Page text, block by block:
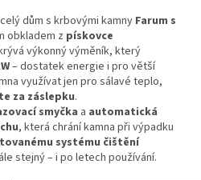
dům s krbovými kamny Farum s
obkladem z pískovce
výkonný výměník, který
– dostatek energie i pro větší
využívat jen pro sálavé teplo,
za záslepku.
smyčka a automatická
, která chrání kamna při výpadku
systému čištění
stejný – i po letech používání.